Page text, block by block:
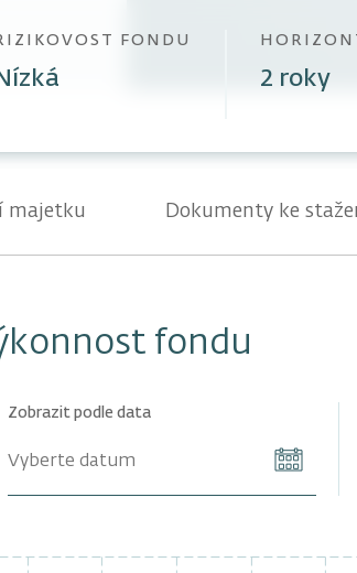
FONDU
2 roky
majetku Dokumenty ke
fondu
Zobrazit podle data